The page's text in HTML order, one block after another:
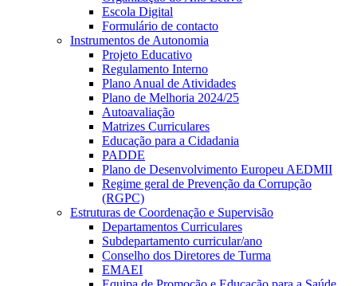
Escola Digital
Formulário de contacto
Instrumentos de Autonomia
Projeto Educativo
Regulamento Interno
Plano Anual de Atividades
Plano de Melhoria 2024/25
Autoavaliação
Matrizes Curriculares
Educação para a Cidadania
PADDE
Plano de Desenvolvimento Europeu AEDMII
Regime geral de Prevenção da Corrupção
(RGPC)
Estruturas de Coordenação e Supervisão
Departamentos Curriculares
Subdepartamento curricular/ano
Conselho dos Diretores de Turma
EMAEI